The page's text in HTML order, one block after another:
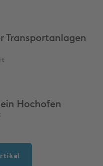
Transportanlagen
Hochofen